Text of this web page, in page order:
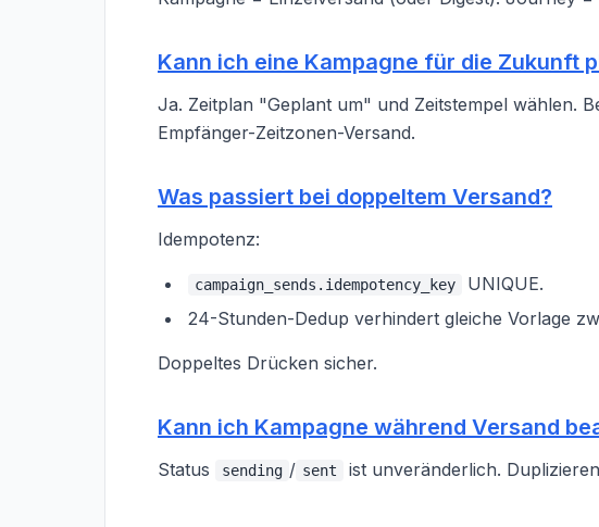
Kann ich eine Kampagne für die Zukunft
Ja. Zeitplan "Geplant um" und Zeitstempel wählen.
Empfänger-Zeitzonen-Versand.
Was passiert bei doppeltem Versand?
Idempotenz:
campaign_sends.idempotency_key
UNIQUE.
24-Stunden-Dedup verhindert gleiche Vorlage
Doppeltes Drücken sicher.
Kann ich Kampagne während Versand
Status sending / sent ist unveränderlich.